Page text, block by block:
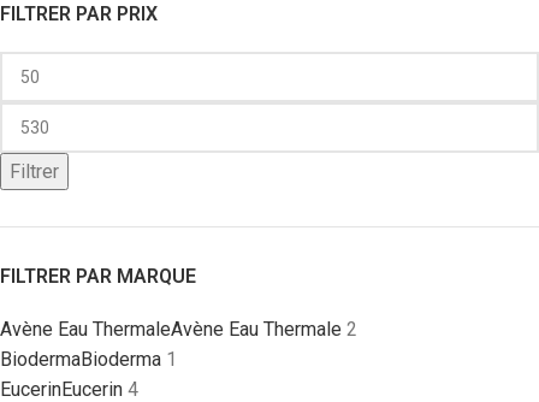
FILTRER PAR PRIX
Filtrer
FILTRER PAR MARQUE
Avène Eau ThermaleAvène Eau Thermale 2
BiodermaBioderma 1
EucerinEucerin 4